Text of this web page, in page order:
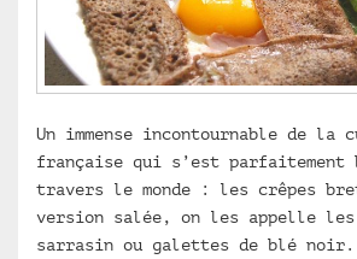
Un immense incontournable de la
française qui s’est parfaitement
travers le monde : les crêpes
version salée, on les appelle
sarrasin ou galettes de blé